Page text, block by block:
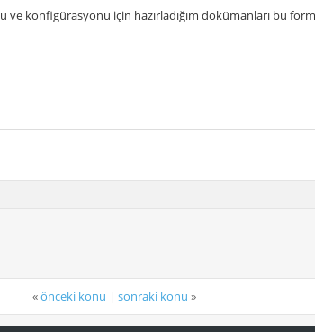
ve konfigürasyonu için hazırladığım dokümanları bu
«önceki konu | sonraki konu »